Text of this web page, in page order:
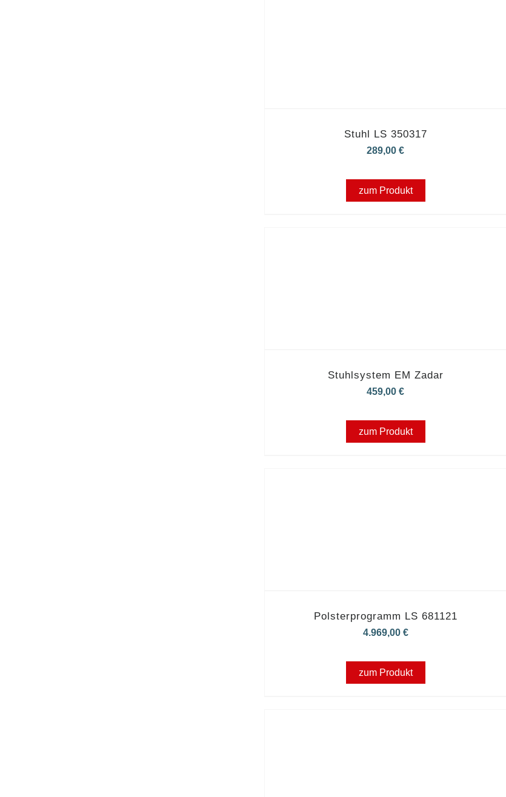
Stuhl LS 350317
289,00€
zum Produkt
Stuhlsystem EM Zadar
459,00€
zum Produkt
Polsterprogramm LS 681121
4.969,00 €
zum Produkt